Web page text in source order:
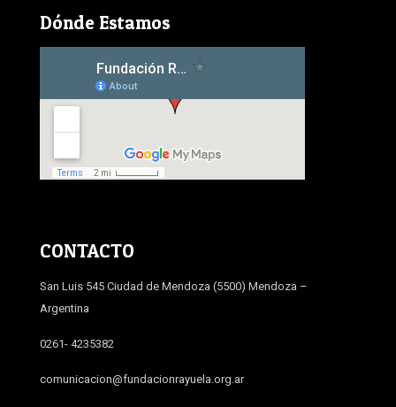
Dónde Estamos
CONTACTO
San Luis 545 Ciudad de Mendoza (5500) Mendoza –
Argentina
0261- 4235382
comunicacion@fundacionrayuela.org.ar